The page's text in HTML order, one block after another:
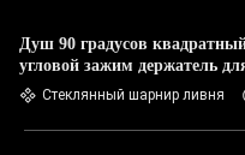
Душ 90 градусов
угловой зажим держатель
из закаленного стекла
Стеклянный шарнир ливня